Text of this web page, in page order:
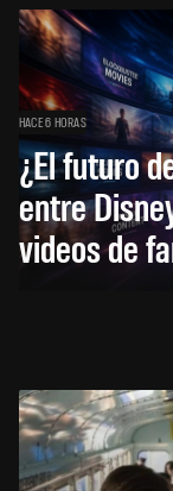
HACE 6 HORAS
¿El futuro
entre
videos de